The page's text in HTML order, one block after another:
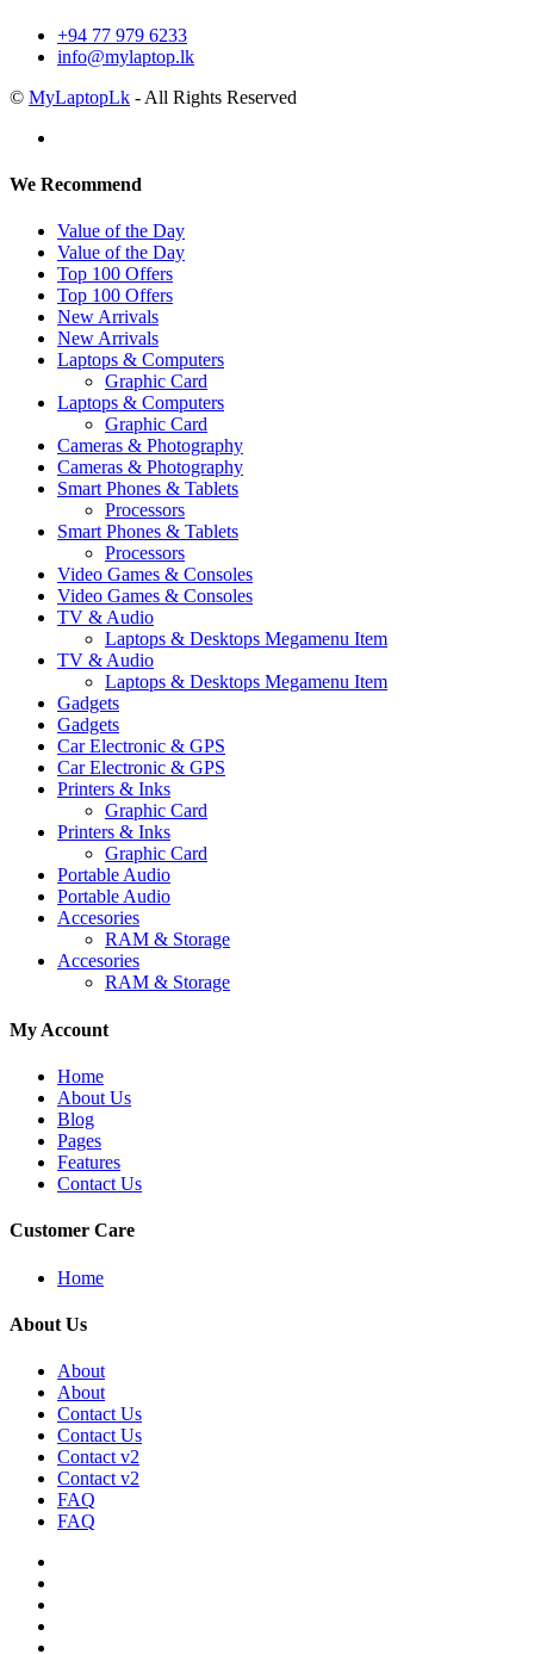
+94 77 979 6233
info@mylaptop.lk
© MyLaptopLk - All Rights Reserved
We Recommend
Value of the Day
Value of the Day
Top 100 Offers
Top 100 Offers
New Arrivals
New Arrivals
Laptops & Computers
Graphic Card
Laptops & Computers
Graphic Card
Cameras & Photography
Cameras & Photography
Smart Phones & Tablets
Processors
Smart Phones & Tablets
Processors
Video Games & Consoles
Video Games & Consoles
TV & Audio
Laptops & Desktops Megamenu Item
TV & Audio
Laptops & Desktops Megamenu Item
Gadgets
Gadgets
Car Electronic & GPS
Car Electronic & GPS
Printers & Inks
Graphic Card
Printers & Inks
Graphic Card
Portable Audio
Portable Audio
Accesories
RAM & Storage
Accesories
RAM & Storage
My Account
Home
About Us
Blog
Pages
Features
Contact Us
Customer Care
Home
About Us
About
About
Contact Us
Contact Us
Contact v2
Contact v2
FAQ
FAQ